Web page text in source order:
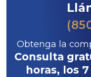
Obtenga la
Consulta
horas, los